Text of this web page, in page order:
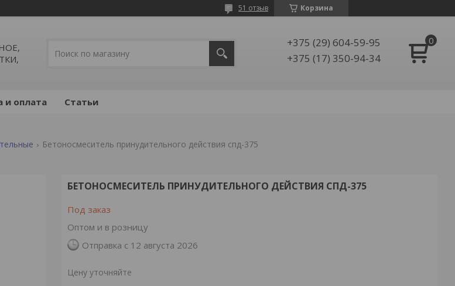
Корзина
51 отзыв
+375 (29) 604-59-95
+375 (17) 350-94-34
и оплата Статьи
Бетоносмеситель принудительного действия спд-375
БЕТОНОСМЕСИТЕЛЬ ПРИНУДИТЕЛЬНОГО ДЕЙСТВИЯ СПД-375
Под заказ
Оптом и в розницу
Отправка с 12 августа 2026
Цену уточняйте